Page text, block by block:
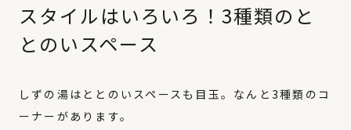
スタイルはいろいろ！3種類のと
とのいスペース
しずの湯はととのいスペースも目玉。なんと3種類のコ
ーナーがあります。